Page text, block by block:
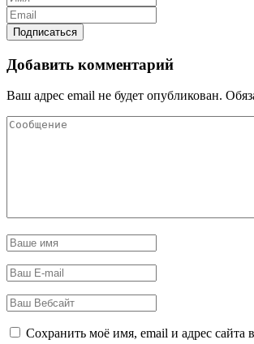
Добавить комментарий
Ваш адрес email не будет опубликован.
Сохранить моё имя, email и адрес